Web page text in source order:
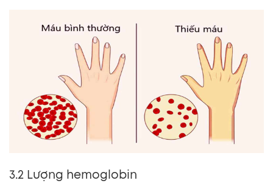
3.2 Lượng hemoglobin